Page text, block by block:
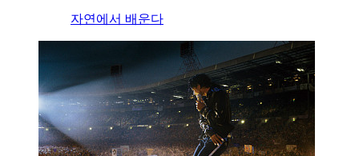
자연에서 배운다